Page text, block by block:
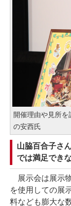
開催理由や見所
の安西氏
山脇百合子さ
では満足でき
展示会は展示
を使用しての展
料なども膨大な